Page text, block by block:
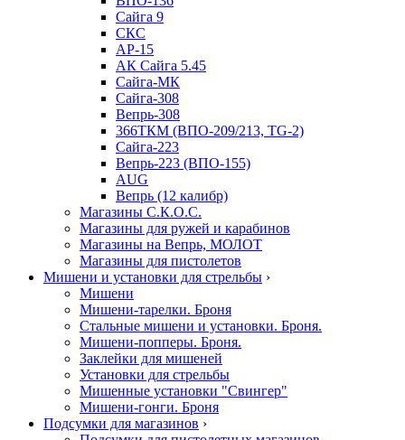
Сайга 9
СКС
АР-15
АК Сайга 5.45
Сайга-МК
Сайга-308
Вепрь-308
366ТКМ (ВПО-209/213, TG-2)
Сайга-223
Вепрь-223 (ВПО-155)
AUG
Вепрь (12 калибр)
Магазины С.К.О.С.
Магазины для ружей и карабинов
Магазины на Вепрь, МОЛОТ
Магазины для пистолетов
Мишени и установки для стрельбы ›
Мишени
Мишени-тарелки. Броня
Стальные мишени и установки. Броня.
Мишени-попперы. Броня.
Заклейки для мишеней
Установки для стрельбы
Мишенные установки "Свингер"
Мишени-гонги. Броня
Подсумки для магазинов ›